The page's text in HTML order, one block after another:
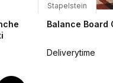
Stapelstein
Balance Board
Deliverytime